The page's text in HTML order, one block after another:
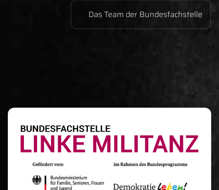
Das Team der Bundesfachstelle